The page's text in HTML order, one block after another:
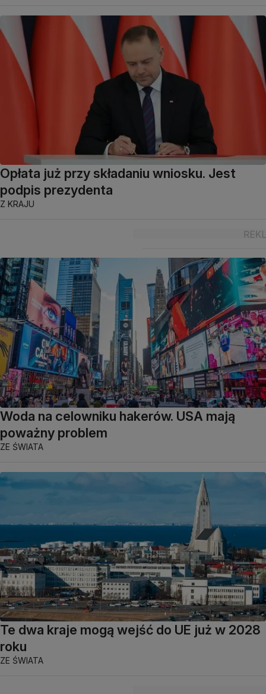
Opłata już przy składaniu wniosku. Jest
podpis prezydenta
Z KRAJU
Woda na celowniku hakerów. USA mają
poważny problem
ZE ŚWIATA
Te dwa kraje mogą wejść do UE już w 2028
roku
ZE ŚWIATA